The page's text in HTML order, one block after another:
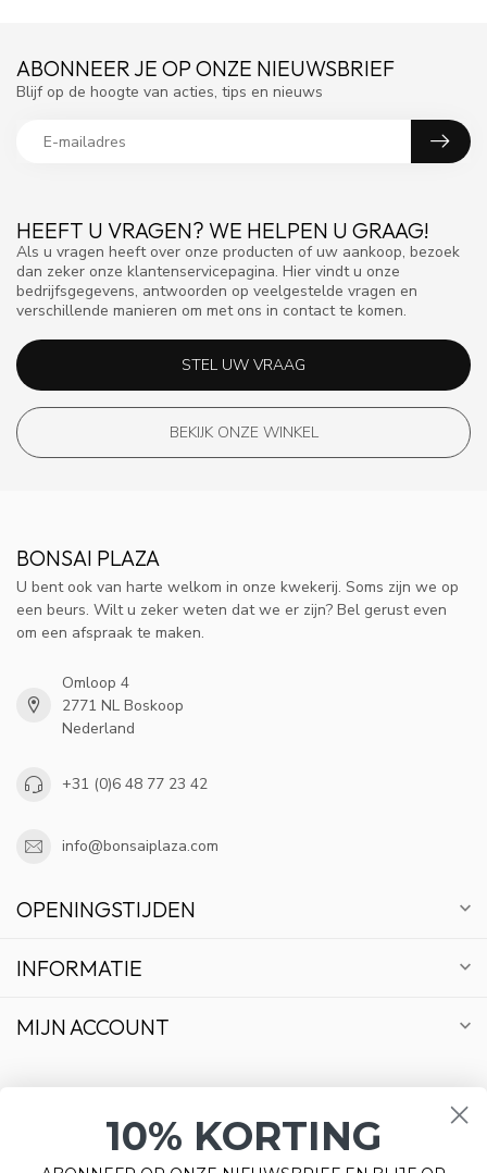
HEEFT U VRAGEN? WE HELPEN U GRAAG!
Als u vragen heeft over onze producten of uw aankoop, bezoek
dan zeker onze klantenservicepagina. Hier vindt u onze
bedrijfsgegevens, antwoorden op veelgestelde vragen en
verschillende manieren om met ons in contact te komen.
STEL UW VRAAG
BEKIJK ONZE WINKEL
ABONNEER JE OP ONZE NIEUWSBRIEF
Blijf op de hoogte van acties, tips en nieuws
BONSAI PLAZA
U bent ook van harte welkom in onze kwekerij. Soms zijn we op
een beurs. Wilt u zeker weten dat we er zijn? Bel gerust even
om een afspraak te maken.
Omloop 4
2771 NL Boskoop
Nederland
+31 (0)6 48 77 23 42
info@bonsaiplaza.com
OPENINGSTIJDEN
INFORMATIE
MIJN ACCOUNT
10% KORTING